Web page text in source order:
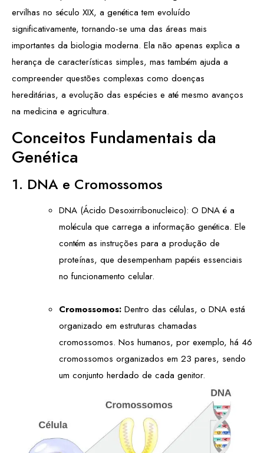
ervilhas no século XIX, a genética tem evoluído
significativamente, tornando-se uma das áreas mais
importantes da biologia moderna. Ela não apenas explica a
herança de características simples, mas também ajuda a
compreender questões complexas como doenças
hereditárias, a evolução das espécies e até mesmo avanços
na medicina e agricultura.
Conceitos Fundamentais da
Genética
1. DNA e Cromossomos
DNA (Ácido Desoxirribonucleico): O DNA é a
molécula que carrega a informação genética. Ele
contém as instruções para a produção de
proteínas, que desempenham papéis essenciais
no funcionamento celular.
Cromossomos: Dentro das células, o DNA está
organizado em estruturas chamadas
cromossomos. Nos humanos, por exemplo, há 46
cromossomos organizados em 23 pares, sendo
um conjunto herdado de cada genitor.